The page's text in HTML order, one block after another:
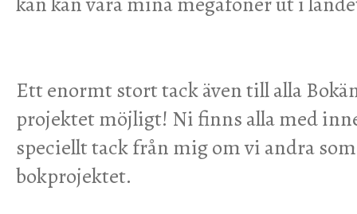
Ett enormt stort tack även till alla
projektet möjligt! Ni finns alla med
speciellt tack från mig om vi andra
bokprojektet.